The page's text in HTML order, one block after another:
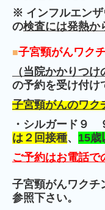
※ インフルエンザ
の検査には発熱か
■子宮頸がんワク
（当院かかりつけ
の予約を受け付け
子宮頸がんのワク
・シルガード９
は２回接種、 15歳
ご予約はお電話で
子宮頸がんワクチ
参照下さい。